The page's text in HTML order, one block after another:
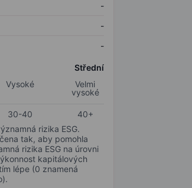
-
-
-
Střední
Vysoké
Velmi
vysoké
30-40
40+
rizika ESG.
tak, aby pomohla
rizika ESG na úrovni
kapitálových
lépe (0 znamená